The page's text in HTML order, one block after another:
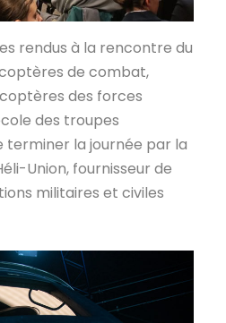
rendus à la rencontre du
de combat,
des forces
des troupes
la journée par la
Union, fournisseur de
militaires et civiles